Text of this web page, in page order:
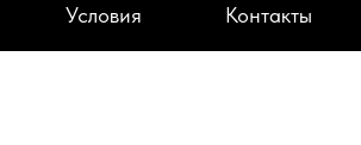
Условия Контакты